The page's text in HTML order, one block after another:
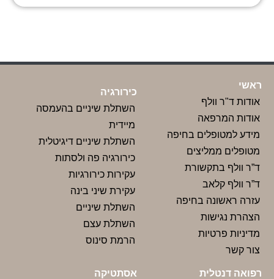
בחיפה
בחיפה
השתלת שיניים בהעמסה
השתלת שיניים דיגיטלית
כירורגיה פה ולסתות
עקירות כירורגיות
עקירת שיני בינה
השתלת שיניים